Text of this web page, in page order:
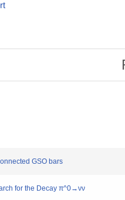
GSO bars
for the Decay π^0→νν